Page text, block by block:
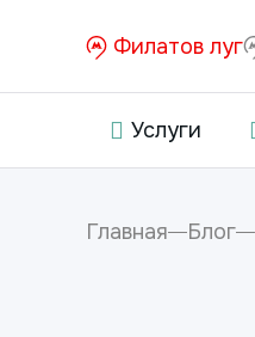
Филатов луг
Услуги
Главная Блог